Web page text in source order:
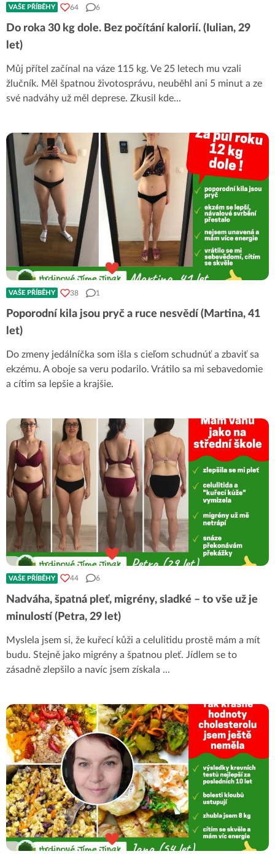
VAŠE PŘÍBĚHY 64 6
Do roka 30 kg dole. Bez počítání kalorií. (Iulian, 29
let)
Můj přítel začínal na váze 115 kg. Ve 25 letech mu vzali
žlučník. Měl špatnou životosprávu, neuběhl ani 5 minut a ze
své nadváhy už měl deprese. Zkusil kde...
VAŠE PŘÍBĚHY 38 1
Poporodní kila jsou pryč a ruce nesvědí (Martina, 41
let)
Do zmeny jedálníčka som išla s cieľom schudnúť a zbaviť sa
ekzému. A oboje sa veru podarilo. Vrátilo sa mi sebavedomie
a cítim sa lepšie a krajšie.
VAŠE PŘÍBĚHY 44 6
Nadváha, špatná pleť, migrény, sladké – to vše už je
minulostí (Petra, 29 let)
Myslela jsem si, že kuřecí kůži a celulitidu prostě mám a mít
budu. Stejně jako migrény a špatnou pleť. Jídlem se to
zásadně zlepšilo a navíc jsem získala ...